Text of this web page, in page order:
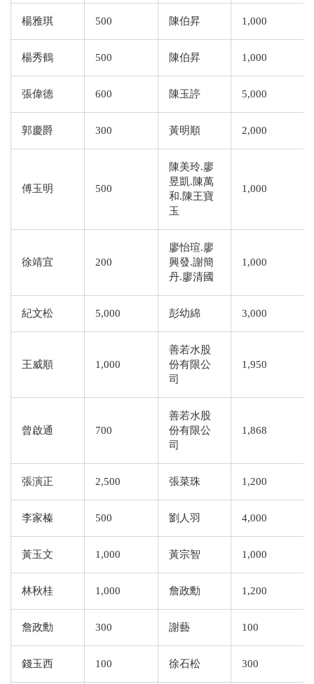
楊雅琪 500 陳伯昇 1,000
楊秀鶴 500 陳伯昇 1,000
張偉德 600 陳玉諪 5,000
郭慶爵 300 黃明順 2,000
傅玉明 500
陳美玲.廖
昱凱.陳萬
和.陳王寶
玉
1,000
徐靖宜 200
廖怡瑄.廖
興發.謝簡
丹.廖清國
1,000
紀文松 5,000 彭幼綿 3,000
王威順 1,000
善若水股
份有限公
司
1,950
曾啟通 700
善若水股
份有限公
司
1,868
張演正 2,500 張菜珠 1,200
李家榛 500 劉人羽 4,000
黃玉文 1,000 黃宗智 1,000
林秋桂 1,000 詹政勳 1,200
詹政勳 300 謝藝 100
錢玉西 100 徐石松 300